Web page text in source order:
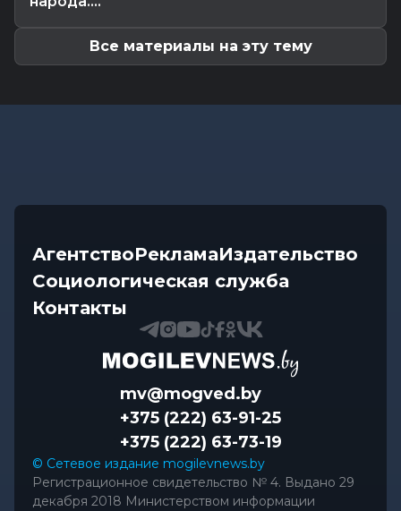
В УСК по Могилевской области — новый
Все материалы на эту тему
АгентствоРекламаИздательство
Социологическая служба
Контакты
mv@mogved.by
+375 (222) 63-91-25
+375 (222) 63-73-19
© Сетевое издание mogilevnews.by
Регистрационное свидетельство № 4. Выдано 29
декабря 2018 Министерством информации